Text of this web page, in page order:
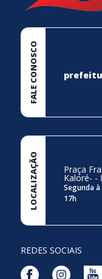
FALE CONOSCO
LOCALIZAÇÃO Praça
Kaloré- -
Segunda
17h
REDES SOCIAIS